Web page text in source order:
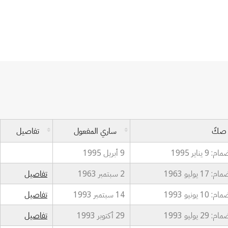
صكّ ساري المفعول
تفاصيل
9 يناير 1995
9 أبريل 1995
17 يوليو 1963 2 سبتمبر 1963
تفاصيل
10 يونيو 1993 14 سبتمبر 1993
تفاصيل
29 يوليو 1993 29 أكتوبر 1993
تفاصيل